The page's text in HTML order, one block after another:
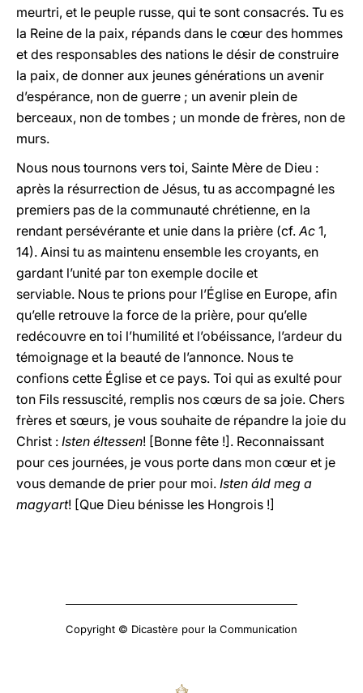
meurtri, et le peuple russe, qui te sont consacrés. Tu es
la Reine de la paix, répands dans le cœur des hommes
et des responsables des nations le désir de construire
la paix, de donner aux jeunes générations un avenir
d’espérance, non de guerre ; un avenir plein de
berceaux, non de tombes ; un monde de frères, non de
murs.
Nous nous tournons vers toi, Sainte Mère de Dieu :
après la résurrection de Jésus, tu as accompagné les
premiers pas de la communauté chrétienne, en la
rendant persévérante et unie dans la prière (cf.Ac 1,
14). Ainsi tu as maintenu ensemble les croyants, en
gardant l’unité par ton exemple docile et
serviable. Nous te prions pour l’Église en Europe, afin
qu’elle retrouve la force de la prière, pour qu’elle
redécouvre en toi l’humilité et l’obéissance, l’ardeur du
témoignage et la beauté de l’annonce. Nous te
confions cette Église et ce pays. Toi qui as exulté pour
ton Fils ressuscité, remplis nos cœurs de sa joie. Chers
frères et sœurs, je vous souhaite de répandre la joie du
Christ : Isten éltessen! [Bonne fête !]. Reconnaissant
pour ces journées, je vous porte dans mon cœur et je
vous demande de prier pour moi. Isten áld meg a
magyart! [Que Dieu bénisse les Hongrois !]
Copyright © Dicastère pour la Communication